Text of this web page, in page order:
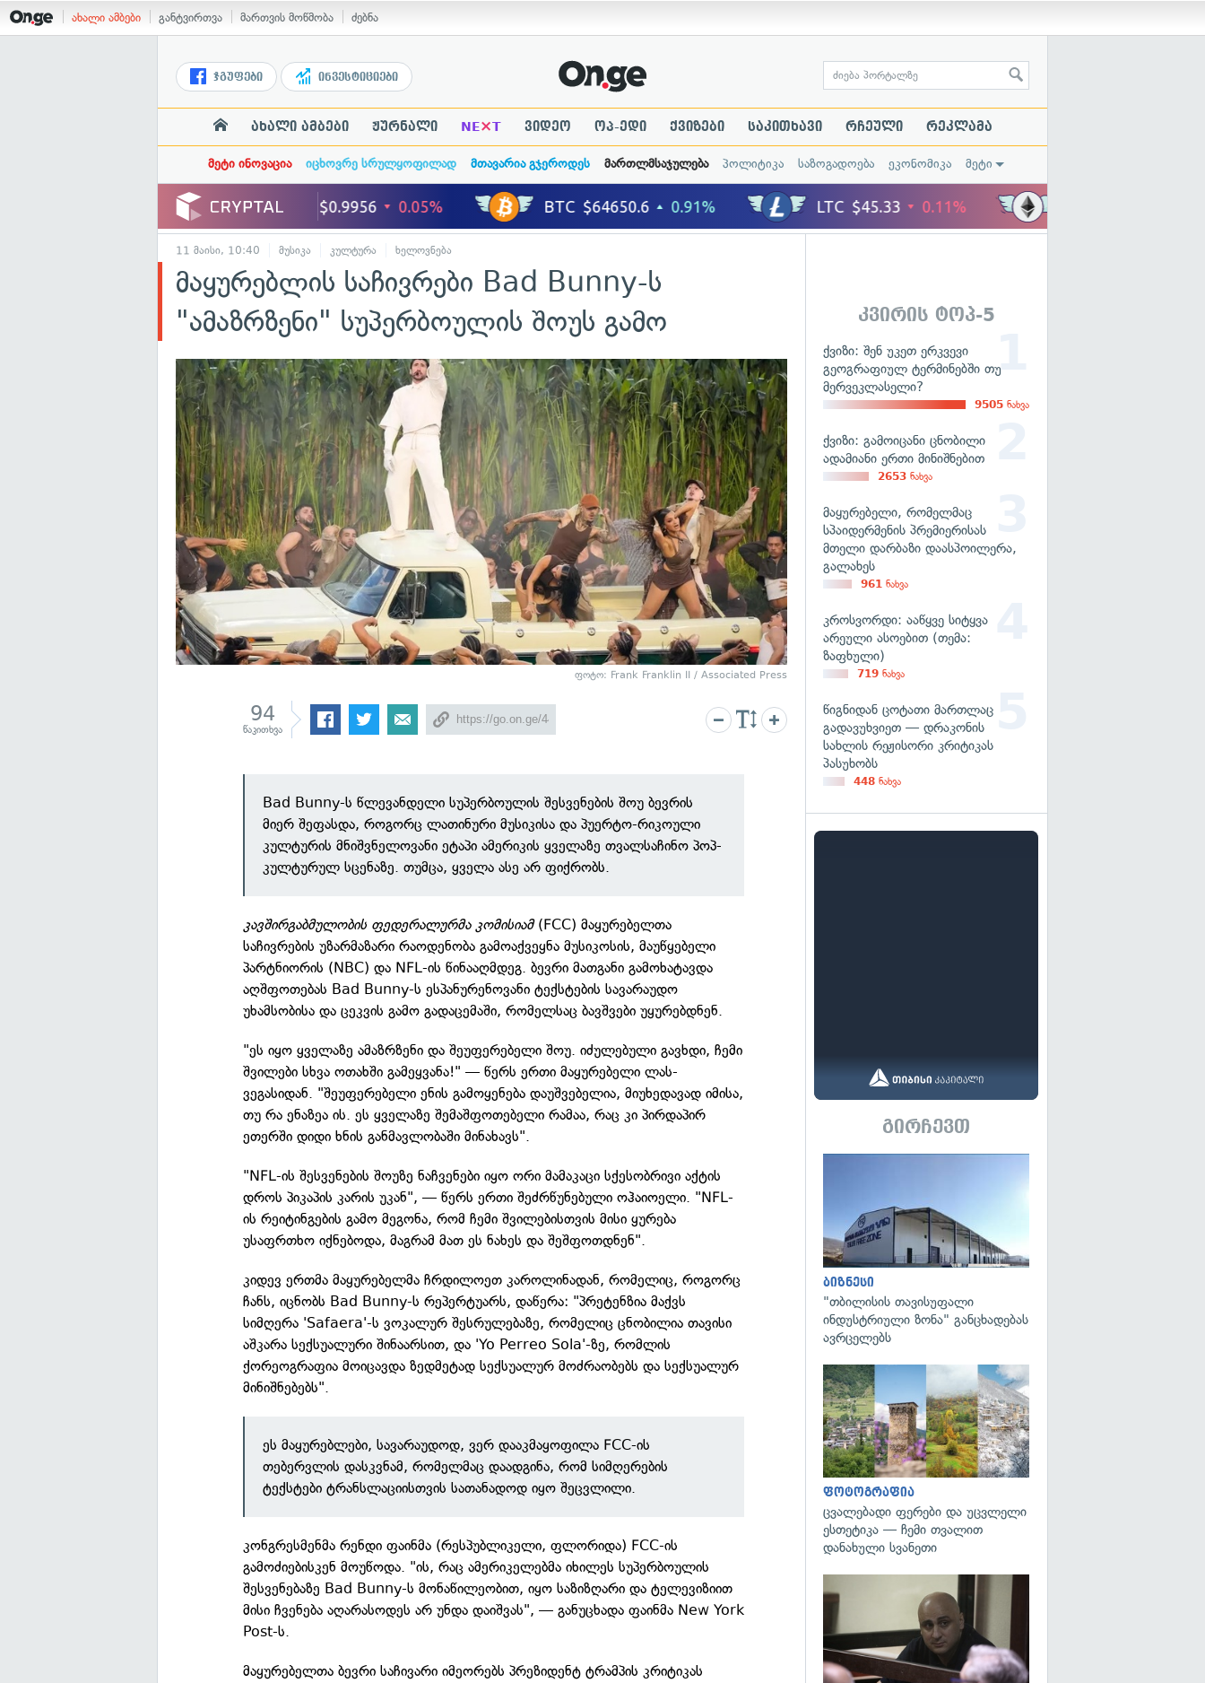
ახალი ამბები განტვირთვა მართვის მოწმობა ძებნა
ჯგუფები ინვესტიციები
ახალი ამბები ჟურნალი NE×T ვიდეო ოპ-ედი ქვიზები საკითხავი რჩეული რეკლამა
მეტი ინოვაცია იცხოვრე სრულყოფილად მთავარია გჯეროდეს მართლმსაჯულება პოლიტიკა საზოგადოება ეკონომიკა მეტი
11 მაისი, 10:40 მუსიკა კულტურა ხელოვნება
მაყურებლის საჩივრები Bad Bunny-ს
"ამაზრზენი" სუპერბოულის შოუს გამო
ფოტო: Frank Franklin II / Associated Press
94
წაკითხვა
Bad Bunny-ს წლევანდელი სუპერბოულის შესვენების შოუ ბევრის
მიერ შეფასდა, როგორც ლათინური მუსიკისა და პუერტო-რიკოული
კულტურის მნიშვნელოვანი ეტაპი ამერიკის ყველაზე თვალსაჩინო პოპ-
კულტურულ სცენაზე. თუმცა, ყველა ასე არ ფიქრობს.
კავშირგაბმულობის ფედერალურმა კომისიამ(FCC) მაყურებელთა
საჩივრების უზარმაზარი რაოდენობა გამოაქვეყნა მუსიკოსის, მაუწყებელი
პარტნიორის (NBC) და NFL-ის წინააღმდეგ. ბევრი მათგანი გამოხატავდა
აღშფოთებას Bad Bunny-ს ესპანურენოვანი ტექსტების სავარაუდო
უხამსობისა და ცეკვის გამო გადაცემაში, რომელსაც ბავშვები უყურებდნენ.
"ეს იყო ყველაზე ამაზრზენი და შეუფერებელი შოუ. იძულებული გავხდი, ჩემი
შვილები სხვა ოთახში გამეყვანა!" — წერს ერთი მაყურებელი ლას-
ვეგასიდან. "შეუფერებელი ენის გამოყენება დაუშვებელია, მიუხედავად იმისა,
თუ რა ენაზეა ის. ეს ყველაზე შემაშფოთებელი რამაა, რაც კი პირდაპირ
ეთერში დიდი ხნის განმავლობაში მინახავს".
"NFL-ის შესვენების შოუზე ნაჩვენები იყო ორი მამაკაცი სქესობრივი აქტის
დროს პიკაპის კარის უკან", — წერს ერთი შეძრწუნებული ოჰაიოელი. "NFL-
ის რეიტინგების გამო მეგონა, რომ ჩემი შვილებისთვის მისი ყურება
უსაფრთხო იქნებოდა, მაგრამ მათ ეს ნახეს და შეშფოთდნენ".
კიდევ ერთმა მაყურებელმა ჩრდილოეთ კაროლინადან, რომელიც, როგორც
ჩანს, იცნობს Bad Bunny-ს რეპერტუარს, დაწერა: "პრეტენზია მაქვს
სიმღერა 'Safaera'-ს ვოკალურ შესრულებაზე, რომელიც ცნობილია თავისი
აშკარა სექსუალური შინაარსით, და 'Yo Perreo Sola'-ზე, რომლის
ქორეოგრაფია მოიცავდა ზედმეტად სექსუალურ მოძრაობებს და სექსუალურ
მინიშნებებს".
ეს მაყურებლები, სავარაუდოდ, ვერ დააკმაყოფილა FCC-ის
თებერვლის დასკვნამ, რომელმაც დაადგინა, რომ სიმღერების
ტექსტები ტრანსლაციისთვის სათანადოდ იყო შეცვლილი.
კონგრესმენმა რენდი ფაინმა (რესპუბლიკელი, ფლორიდა) FCC-ის
გამოძიებისკენ მოუწოდა. "ის, რაც ამერიკელებმა იხილეს სუპერბოულის
შესვენებაზე Bad Bunny-ს მონაწილეობით, იყო საზიზღარი და ტელევიზიით
მისი ჩვენება აღარასოდეს არ უნდა დაიშვას", — განუცხადა ფაინმა New York
Post-ს.
მაყურებელთა ბევრი საჩივარი იმეორებს პრეზიდენტ ტრამპის კრიტიკას
კვირის ტოპ-5
ქვიზი: შენ უკეთ ერკვევი
გეოგრაფიულ ტერმინებში თუ
მერვეკლასელი?
9505 ნახვა
ქვიზი: გამოიცანი ცნობილი
ადამიანი ერთი მინიშნებით
2653 ნახვა
მაყურებელი, რომელმაც
სპაიდერმენის პრემიერისას
მთელი დარბაზი დაასპოილერა,
გალახეს
961 ნახვა
კროსვორდი: ააწყვე სიტყვა
არეული ასოებით (თემა:
ზაფხული)
719 ნახვა
წიგნიდან ცოტათი მართლაც
გადავუხვიეთ — დრაკონის
სახლის რეჟისორი კრიტიკას
პასუხობს
448 ნახვა
გირჩევთ
ბიზნესი
"თბილისის თავისუფალი
ინდუსტრიული ზონა" განცხადებას
ავრცელებს
ფოტოგრაფია
ცვალებადი ფერები და უცვლელი
ესთეტიკა — ჩემი თვალით
დანახული სვანეთი